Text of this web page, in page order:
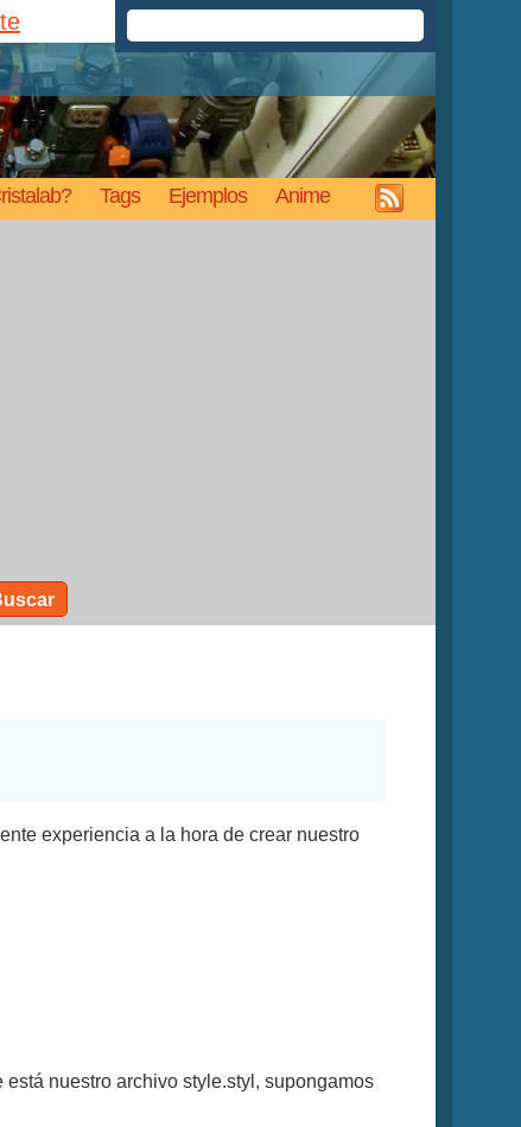
Tags Ejemplos Anime
experiencia a la hora de crear nuestro
nuestro archivo style.styl, supongamos